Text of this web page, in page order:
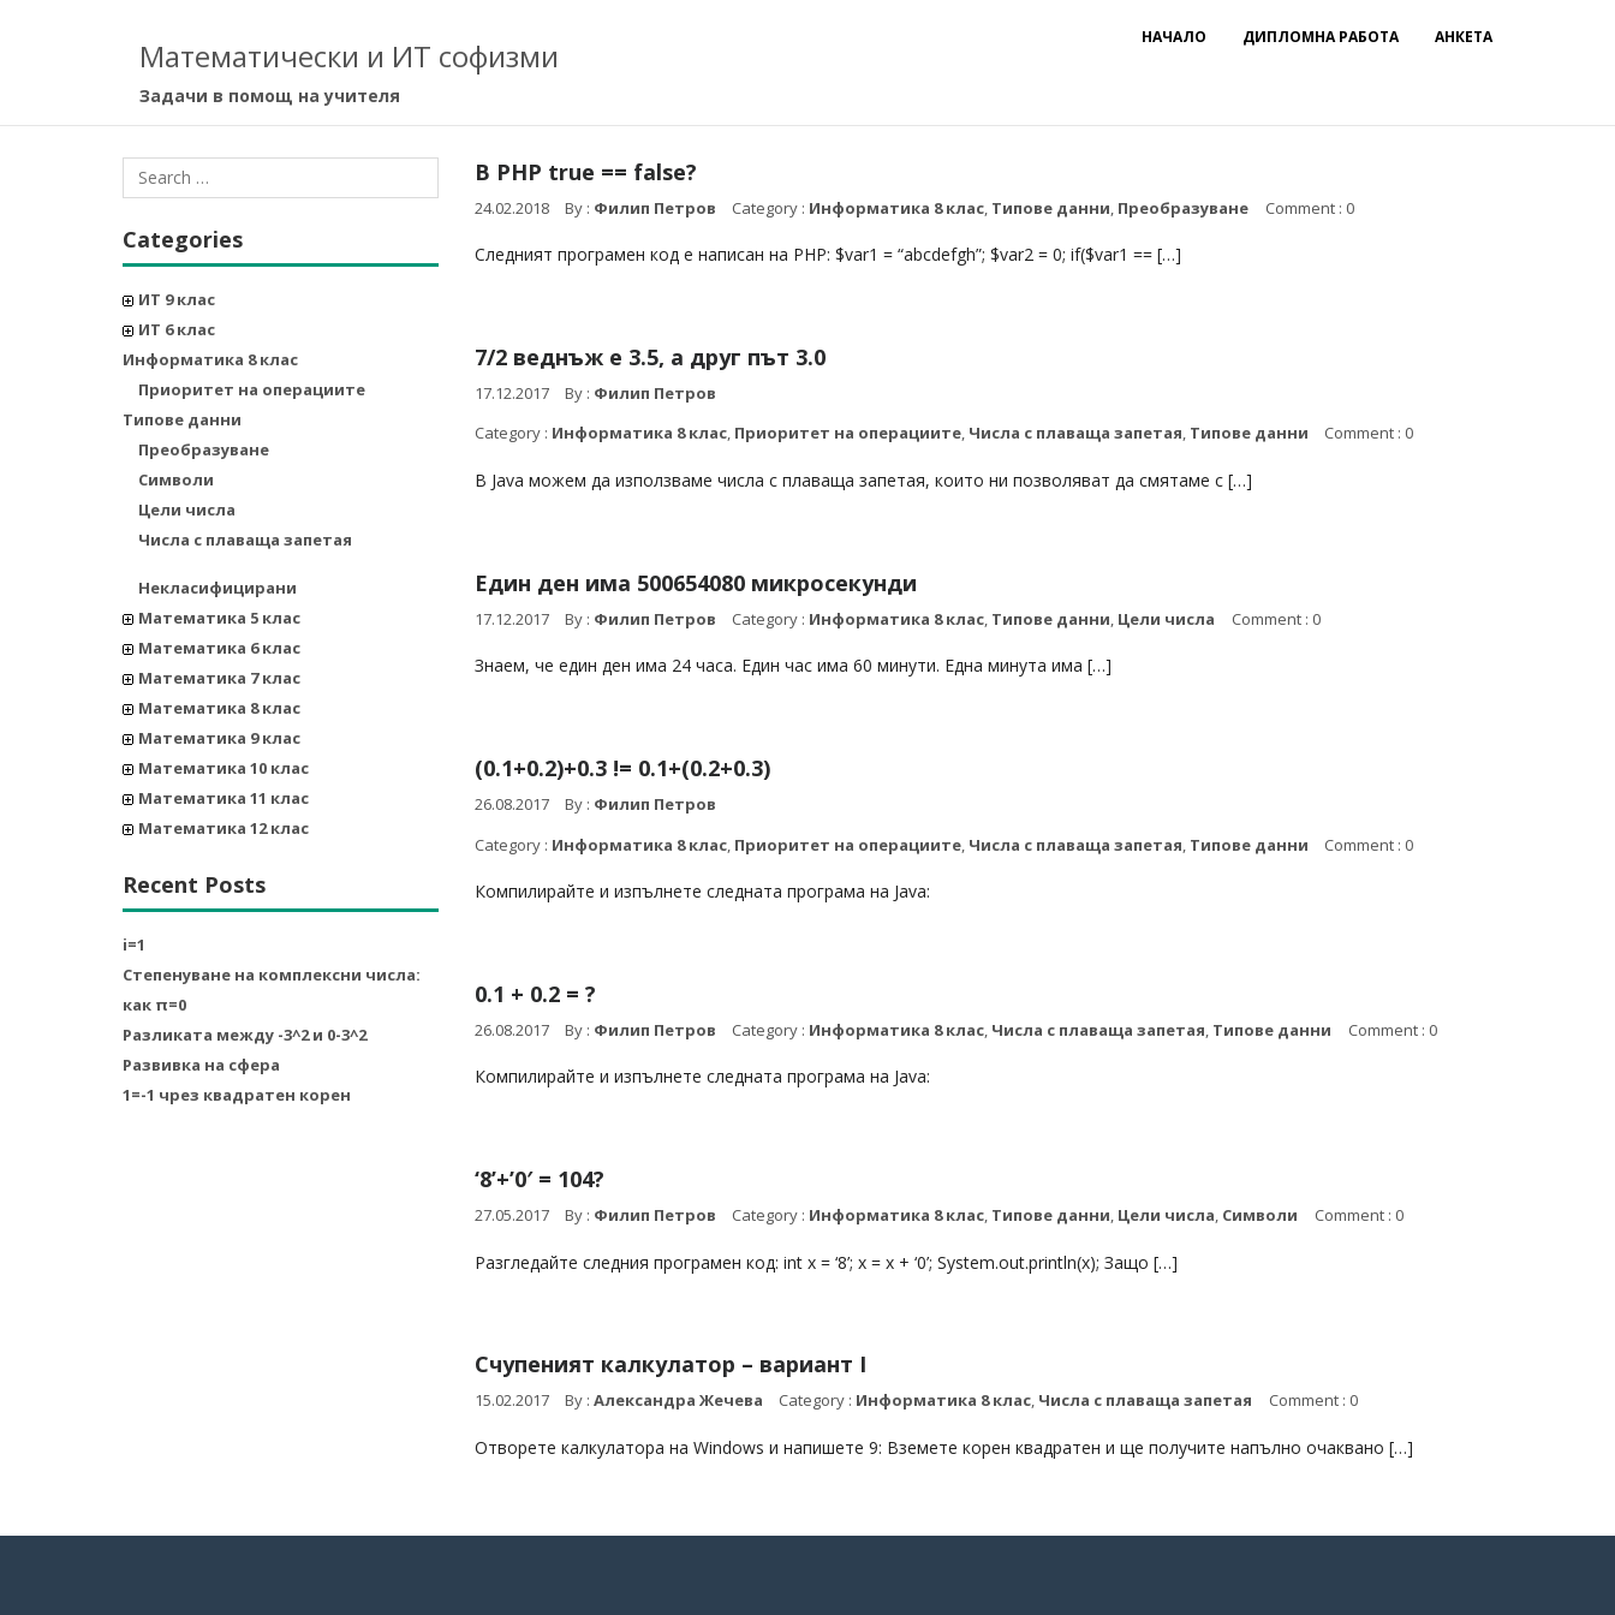
Математически и ИТ софизми
Задачи в помощ на учителя
НАЧАЛО ДИПЛОМНА РАБОТА АНКЕТА
Categories
ИТ 9 клас
ИТ 6 клас
Информатика 8 клас
Приоритет на операциите
Типове данни
Преобразуване
Символи
Цели числа
Числа с плаваща запетая
Некласифицирани
Математика 5 клас
Математика 6 клас
Математика 7 клас
Математика 8 клас
Математика 9 клас
Математика 10 клас
Математика 11 клас
Математика 12 клас
Recent Posts
i=1
Степенуване на комплексни числа:
как π=0
Разликата между -3^2 и 0-3^2
Развивка на сфера
1=-1 чрез квадратен корен
В PHP true == false?
24.02.2018 By : Филип Петров Category : Информатика 8 клас, Типове данни, Преобразуване Comment : 0
Следният програмен код е написан на PHP: $var1 = “abcdefgh”; $var2 = 0; if($var1 == […]
7/2 веднъж е 3.5, а друг път 3.0
17.12.2017 By : Филип Петров
Category : Информатика 8 клас, Приоритет на операциите, Числа с плаваща запетая, Типове данни Comment : 0
В Java можем да използваме числа с плаваща запетая, които ни позволяват да смятаме с […]
Един ден има 500654080 микросекунди
17.12.2017 By : Филип Петров Category : Информатика 8 клас, Типове данни, Цели числа Comment : 0
Знаем, че един ден има 24 часа. Един час има 60 минути. Една минута има […]
(0.1+0.2)+0.3 != 0.1+(0.2+0.3)
26.08.2017 By : Филип Петров
Category : Информатика 8 клас, Приоритет на операциите, Числа с плаваща запетая Типове данни Comment : 0
Компилирайте и изпълнете следната програма на Java:
0.1 + 0.2 = ?
26.08.2017 By : Филип Петров Category : Информатика 8 клас, Числа с плаваща запетая, Типове данни Comment : 0
Компилирайте и изпълнете следната програма на Java:
‘8’+’0′ = 104?
27.05.2017 By : Филип Петров Category : Информатика 8 клас, Типове данни, Цели числа, Символи Comment : 0
Разгледайте следния програмен код: int x = ‘8’; x = x + ‘0’; System.out.println(x); Защо […]
Счупеният калкулатор – вариант I
15.02.2017 By : Александра Жечева Category : Информатика 8 клас, Числа с плаваща запетая Comment : 0
Отворете калкулатора на Windows и напишете 9: Вземете корен квадратен и ще получите напълно очаквано […]